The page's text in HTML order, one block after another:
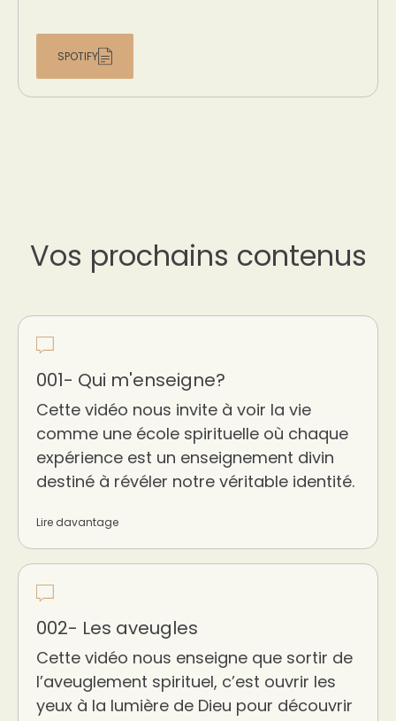
SPOTIFY
Vos prochains contenus
001- Qui m'enseigne?
Cette vidéo nous invite à voir la vie
comme une école spirituelle où chaque
expérience est un enseignement divin
destiné à révéler notre véritable identité.
Lire davantage
002- Les aveugles
Cette vidéo nous enseigne que sortir de
l’aveuglement spirituel, c’est ouvrir les
yeux à la lumière de Dieu pour découvrir